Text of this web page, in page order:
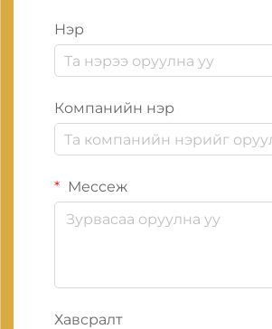
Нэр
Компанийн нэр
Мессеж
Хавсралт